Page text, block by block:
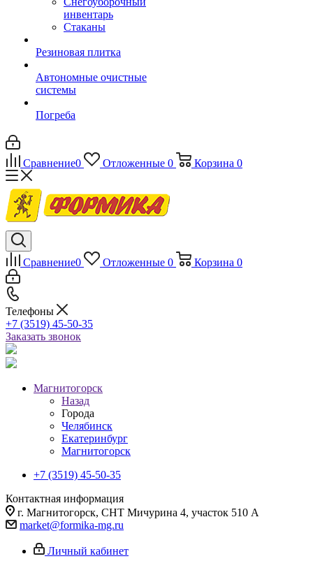
инвентарь
Стаканы
Резиновая плитка
Автономные очистные
системы
Погреба
Сравнение0 Отложенные 0 Корзина 0
Сравнение0 Отложенные 0 Корзина 0
Телефоны
+7 (3519) 45-50-35
Заказать звонок
Магнитогорск
Назад
Города
Челябинск
Екатеринбург
Магнитогорск
+7 (3519) 45-50-35
Контактная информация
г. Магнитогорск, СНТ Мичурина 4, участок 510 А
market@formika-mg.ru
Личный кабинет